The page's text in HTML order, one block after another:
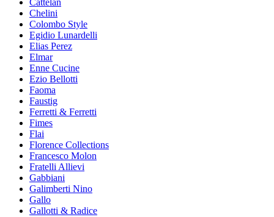
Cattelan
Chelini
Colombo Style
Egidio Lunardelli
Elias Perez
Elmar
Enne Cucine
Ezio Bellotti
Faoma
Faustig
Ferretti & Ferretti
Fimes
Flai
Florence Collections
Francesco Molon
Fratelli Allievi
Gabbiani
Galimberti Nino
Gallo
Gallotti & Radice